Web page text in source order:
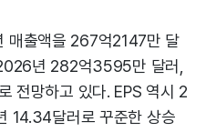
매출액을 267억2147만 달
년 282억3595만 달러,
전망하고 있다. EPS 역시 2
14.34달러로 꾸준한 상승